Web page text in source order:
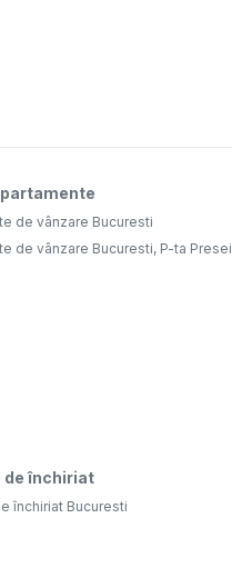
de vânzare Bucuresti
de vânzare Bucuresti, P-ta Presei
de închiriat
închiriat Bucuresti